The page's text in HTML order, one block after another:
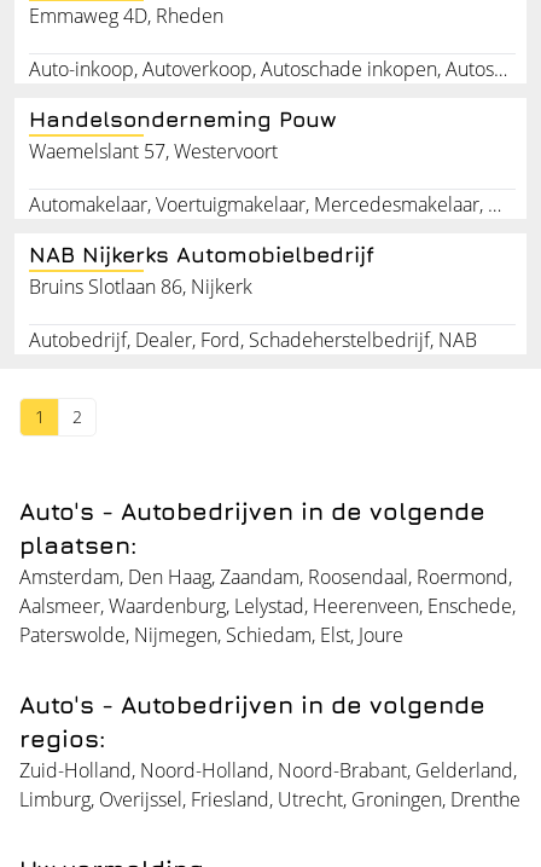
Emmaweg 4D, Rheden
Auto-inkoop, Autoverkoop, Autoschade inkopen, Autoschade verkopen, Schadeauto, Reparatie auto, Auto met schade verkopen, Auto met schade inkopen, Autodealer, Autoschade herstellen
Handelsonderneming Pouw
Waemelslant 57, Westervoort
Automakelaar, Voertuigmakelaar, Mercedesmakelaar, Mercedesonderdelen, G-klasse, Gelandewagen, G-specialist, Mercedes-oldtimer, Westervoort, Gelderland
NAB Nijkerks Automobielbedrijf
Bruins Slotlaan 86, Nijkerk
Autobedrijf, Dealer, Ford, Schadeherstelbedrijf, NAB
1 2
Auto's - Autobedrijven in de volgende
plaatsen:
Amsterdam, Den Haag,Zaandam, Roosendaal, Roermond,
Aalsmeer,Waardenburg, Lelystad, Heerenveen, Enschede,
Paterswolde, Nijmegen, Schiedam, Elst, Joure
Auto's - Autobedrijven in de volgende
regios:
Zuid-Holland, Noord-Holland, Noord-Brabant, Gelderland,
Limburg, Overijssel, Friesland, Utrecht, Groningen, Drenthe